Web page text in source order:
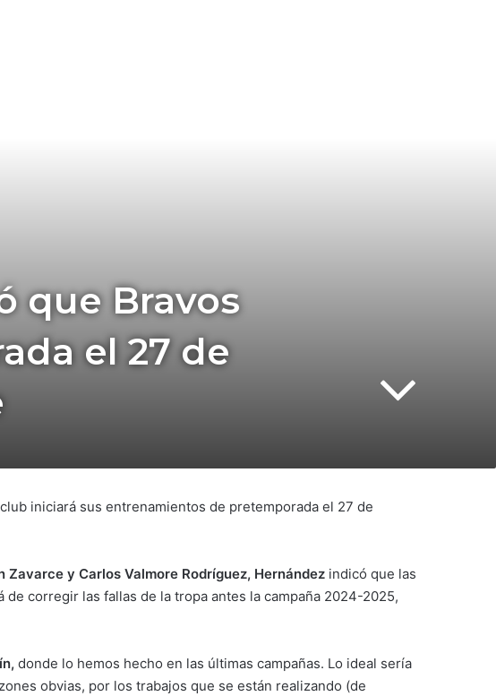
que Bravos
el 27 de
iniciará sus entrenamientos de pretemporada el 27 de
Zavarce y Carlos Valmore Rodríguez, Hernández indicó que las
de corregir las fallas de la tropa antes la campaña 2024-2025,
donde lo hemos hecho en las últimas campañas. Lo ideal sería
obvias, por los trabajos que se están realizando (de